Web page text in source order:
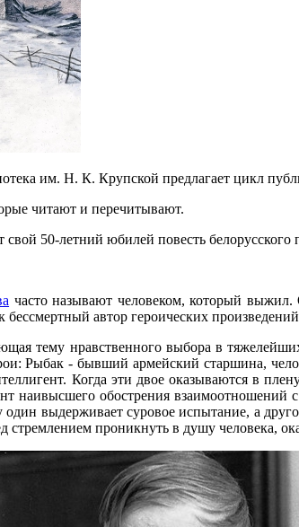
им. Н. К. Крупской предлагает цикл
читают и перечитывают.
50-летний юбилей повесть
часто называют человеком, который
бессмертный автор героических
тему нравственного выбора в
Рыбак - бывший армейский старшина,
Когда эти двое оказываются в
наивысшего обострения взаимоотношений
выдерживает суровое испытание, а
стремлением проникнуть в душу человека,